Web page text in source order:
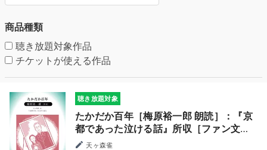
商品種類
聴き放題対象作品
チケットが使える作品
聴き放題対象
たかだか百年［梅原裕一郎 朗読］：『京
都であった泣ける話』所収［ファン文庫
Tears朗読ブック］
天ヶ森雀